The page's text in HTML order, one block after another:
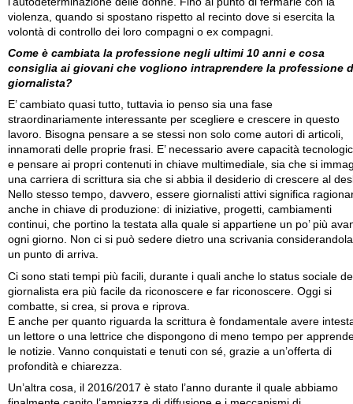
violenza, quando si spostano rispetto al recinto dove si esercita la
volontà di controllo dei loro compagni o ex compagni.
Come è cambiata la professione negli ultimi 10 anni e cosa
consiglia ai giovani che vogliono intraprendere la professione
giornalista?
E’ cambiato quasi tutto, tuttavia io penso sia una fase
straordinariamente interessante per scegliere e crescere in questo
lavoro. Bisogna pensare a se stessi non solo come autori di articoli,
innamorati delle proprie frasi. E’ necessario avere capacità
e pensare ai propri contenuti in chiave multimediale, sia che si
una carriera di scrittura sia che si abbia il desiderio di crescere al
Nello stesso tempo, davvero, essere giornalisti attivi significa
anche in chiave di produzione: di iniziative, progetti, cambiamenti
continui, che portino la testata alla quale si appartiene un po’ più
ogni giorno. Non ci si può sedere dietro una scrivania considerandola
un punto di arriva.
Ci sono stati tempi più facili, durante i quali anche lo status sociale
giornalista era più facile da riconoscere e far riconoscere. Oggi si
combatte, si crea, si prova e riprova.
E anche per quanto riguarda la scrittura è fondamentale avere
un lettore o una lettrice che dispongono di meno tempo per
le notizie. Vanno conquistati e tenuti con sé, grazie a un’offerta di
profondità e chiarezza.
Un’altra cosa, il 2016/2017 è stato l’anno durante il quale abbiamo